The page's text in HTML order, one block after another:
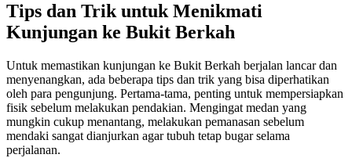
Tips dan Trik untuk Menikmati
Kunjungan ke Bukit Berkah
Untuk memastikan kunjungan ke Bukit Berkah berjalan lancar dan
menyenangkan, ada beberapa tips dan trik yang bisa diperhatikan
oleh para pengunjung. Pertama-tama, penting untuk mempersiapkan
fisik sebelum melakukan pendakian. Mengingat medan yang
mungkin cukup menantang, melakukan pemanasan sebelum
mendaki sangat dianjurkan agar tubuh tetap bugar selama
perjalanan.